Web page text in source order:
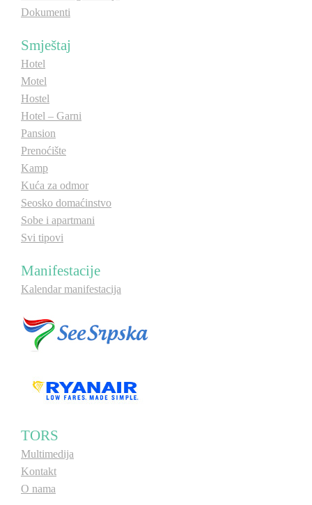
Dokumenti
Smještaj
Hotel
Motel
Hostel
Hotel – Garni
Pansion
Prenoćište
Kamp
Kuća za odmor
Seosko domaćinstvo
Sobe i apartmani
Svi tipovi
Manifestacije
Kalendar manifestacija
TORS
Multimedija
Kontakt
O nama